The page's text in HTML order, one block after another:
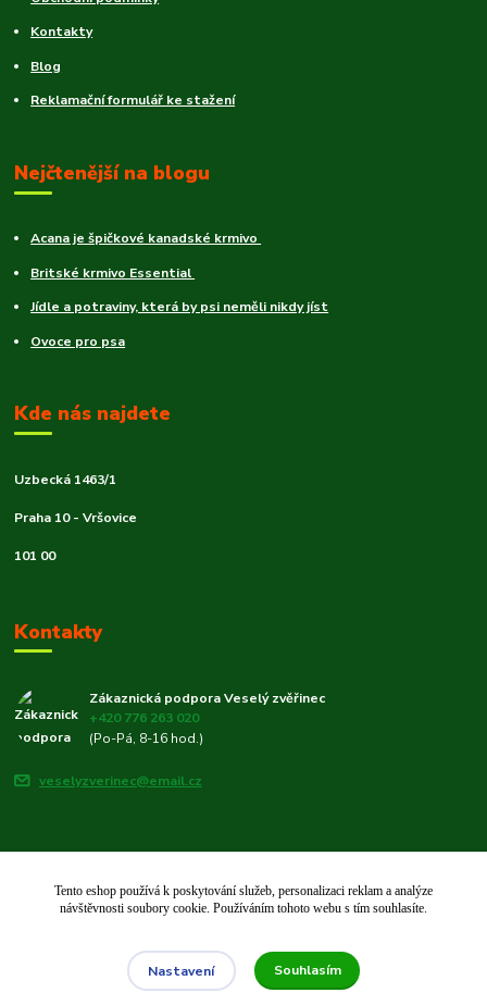
Kontakty
Blog
Reklamační formulář ke stažení
Nejčtenější na blogu
Acana je špičkové kanadské krmivo
Britské krmivo Essential
Jídle a potraviny, která by psi neměli nikdy jíst
Ovoce pro psa
Kde nás najdete
Uzbecká 1463/1
Praha 10 - Vršovice
101 00
Kontakty
Zákaznická podpora Veselý zvěřinec
+420 776 263 020
(Po-Pá, 8-16 hod.)
veselyzverinec@email.cz
© 2019–2026 Veselý zvěřinec 🐾 | Rodinný e-shop pro chovatele od roku
Vytvořeno na
Eshop-rychle.cz
Tento eshop používá k poskytování služeb, personalizaci reklam a analýze
návštěvnosti soubory cookie. Používáním tohoto webu s tím souhlasíte.
Nastavení Souhlasím